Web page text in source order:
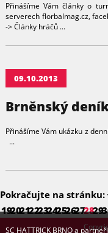
SC HATTRICK BRNO a
Přinášíme Vám články o
serverech florbalmag.cz,
-> Články hráčů ...
09.10.2013
Brněnský deník
Přinášíme Vám ukázku z
...
Pokračujte na stránku:
1920212223242526272829